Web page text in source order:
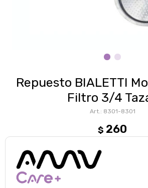
Repuesto BIALETTI
Filtro 3/4
8301-8301
$ 260